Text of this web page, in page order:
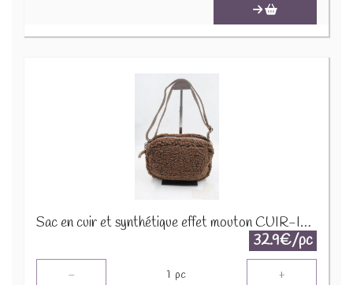
Sac en cuir et synthétique effet mouton CUIR-IT-939 Marron foncé
32.9€/pc
- 1 pc +